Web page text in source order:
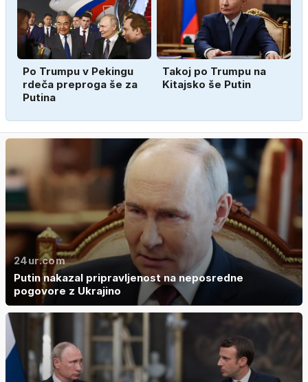
Po Trumpu v Pekingu
rdeča preproga še za
Putina
Takoj po Trumpu na
Kitajsko še Putin
24ur.com
Putin nakazal pripravljenost na neposredne
pogovore z Ukrajino